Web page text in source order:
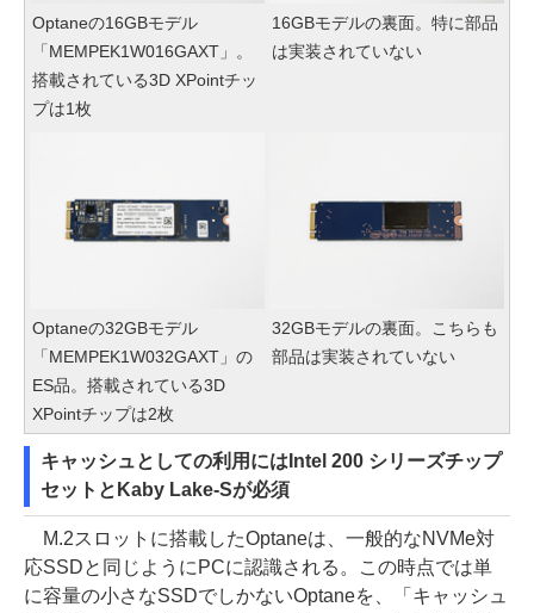
Optaneの16GBモデル
「MEMPEK1W016GAXT」。
搭載されている3D XPointチッ
プは1枚
16GBモデルの裏面。特に部品
は実装されていない
Optaneの32GBモデル
「MEMPEK1W032GAXT」の
ES品。搭載されている3D
XPointチップは2枚
32GBモデルの裏面。こちらも
部品は実装されていない
キャッシュとしての利用にはIntel 200 シリーズチップ
セットとKaby Lake-Sが必須
M.2スロットに搭載したOptaneは、一般的なNVMe対
応SSDと同じようにPCに認識される。この時点では単
に容量の小さなSSDでしかないOptaneを、「キャッシュ